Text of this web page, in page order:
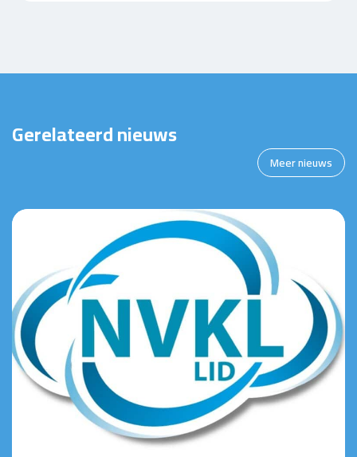
Gerelateerd nieuws
Meer nieuws